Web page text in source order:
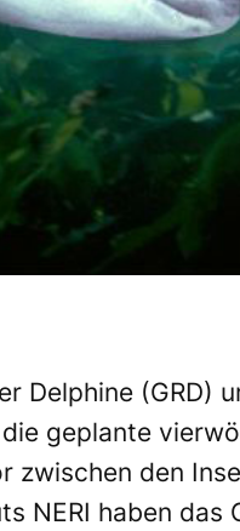
Delphine (GRD)
geplante
den
NERI haben das